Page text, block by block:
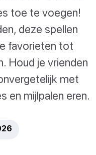
toe te voegen!
deze spellen
favorieten tot
Houd je vrienden
met
en mijlpalen eren.